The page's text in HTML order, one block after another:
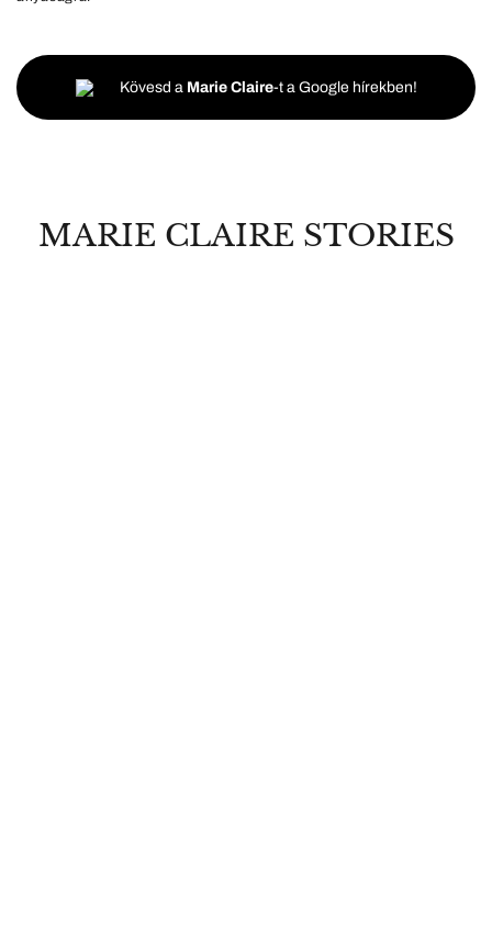
Kövesd a Marie Claire-t a Google hírekben!
MARIE CLAIRE STORIES